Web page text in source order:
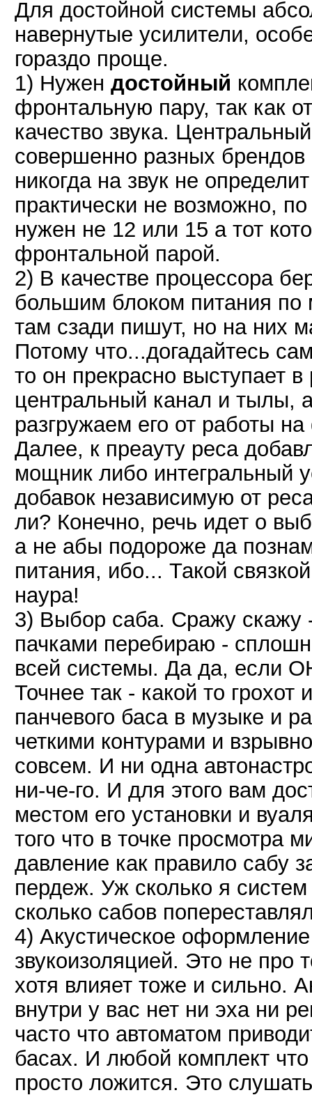
Для достойной системы
навернутые усилители,
гораздо проще.
1) Нужен достойный
фронтальную пару, так как
качество звука.
совершенно разных брендов
никогда на звук не
практически не возможно,
нужен не 12 или 15 а тот
фронтальной парой.
2) В качестве процессора
большим блоком питания
там сзади пишут, но на них
Потому что...догадайтесь
то он прекрасно выступает
центральный канал и тылы,
разгружаем его от работы
Далее, к преауту реса
мощник либо интегральный
добавок независимую от
ли? Конечно, речь идет о
а не абы подороже да
питания, ибо... Такой
наура!
3) Выбор саба. Сражу скажу
пачками перебираю -
всей системы. Да да, если
Точнее так - какой то грохот
панчевого баса в музыке и
четкими контурами и
совсем. И ни одна
ни-че-го. И для этого вам
местом его установки и
того что в точке просмотра
давление как правило сабу
пердеж. Уж сколько я
сколько сабов
4) Акустическое
звукоизоляцией. Это не про
хотя влияет тоже и сильно.
внутри у вас нет ни эха ни
часто что автоматом
басах. И любой комплект
просто ложится. Это